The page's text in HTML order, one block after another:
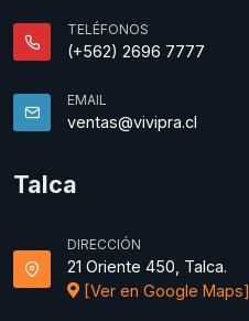
TELÉFONOS
(+562) 2696 7777
EMAIL
ventas@vivipra.cl
Talca
DIRECCIÓN
21 Oriente 450, Talca.
[Ver en Google Maps]